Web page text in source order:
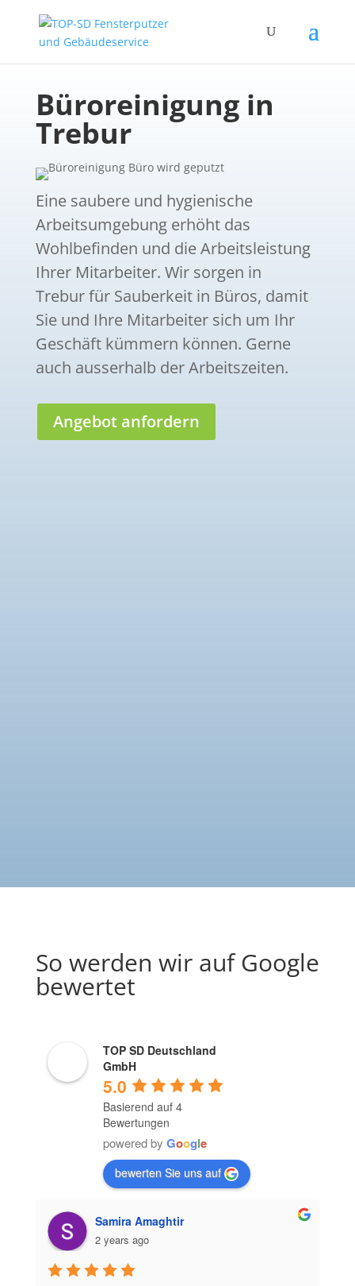
Büroreinigung in
Trebur
Eine saubere und hygienische
Arbeitsumgebung erhöht das
Wohlbefinden und die Arbeitsleistung
Ihrer Mitarbeiter. Wir sorgen in
Trebur für Sauberkeit in Büros, damit
Sie und Ihre Mitarbeiter sich um Ihr
Geschäft kümmern können. Gerne
auch ausserhalb der Arbeitszeiten.
Angebot anfordern
So werden wir auf Google
bewertet
TOP SD Deutschland
GmbH
5.0
Basierend auf 4
Bewertungen
powered by Google
bewerten Sie uns auf
Samira Amaghtir
2 years ago